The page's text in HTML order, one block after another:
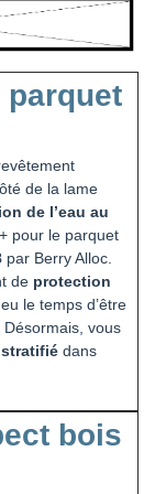
parquet
de la lame
de l’eau au
pour le parquet
par Berry Alloc.
de protection
le temps d’être
vous
dans
bois